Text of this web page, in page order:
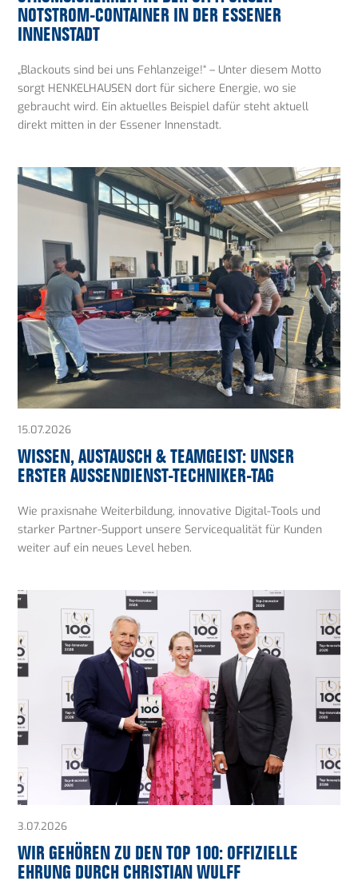
NOTSTROM-CONTAINER IN DER ESSENER
INNENSTADT
„Blackouts sind bei uns Fehlanzeige!“ – Unter diesem Motto
sorgt HENKELHAUSEN dort für sichere Energie, wo sie
gebraucht wird. Ein aktuelles Beispiel dafür steht aktuell
direkt mitten in der Essener Innenstadt.
15.07.2026
WISSEN, AUSTAUSCH & TEAMGEIST: UNSER
ERSTER AUSSENDIENST-TECHNIKER-TAG
Wie praxisnahe Weiterbildung, innovative Digital-Tools und
starker Partner-Support unsere Servicequalität für Kunden
weiter auf ein neues Level heben.
3.07.2026
WIR GEHÖREN ZU DEN TOP 100: OFFIZIELLE
EHRUNG DURCH CHRISTIAN WULFF